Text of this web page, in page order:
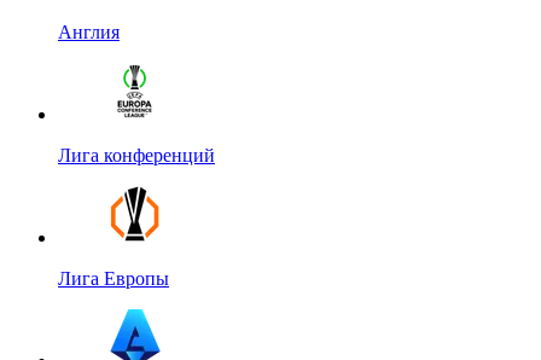
Англия
Лига конференций
Лига Европы